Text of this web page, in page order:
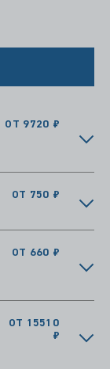
ОТ 9720 ₽
ОТ 750 ₽
ОТ 660 ₽
ОТ 15510
₽